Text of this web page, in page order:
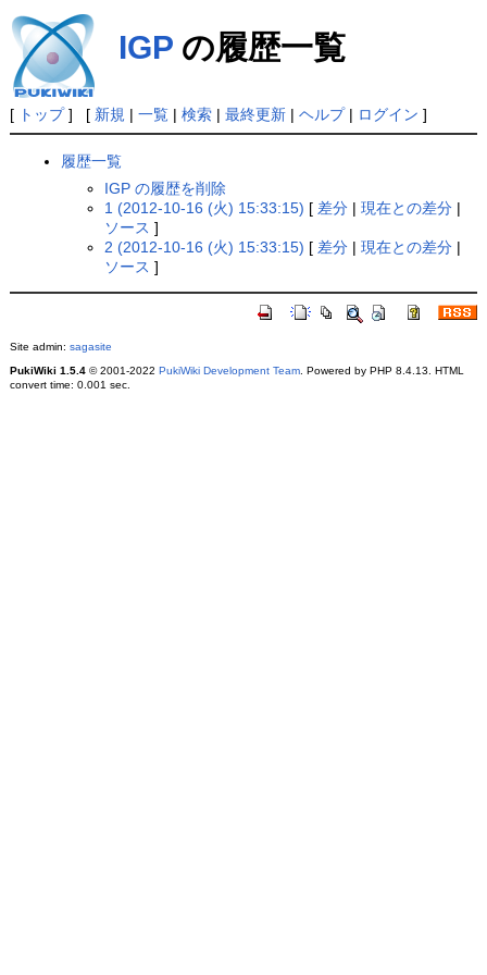
IGPの履歴一覧
[ トップ] [ 新規 | 一覧| 検索| 最終更新| ヘルプ| ログイン ]
履歴一覧
IGP の履歴を削除
1 (2012-10-16 (火) 15:33:15) [ 差分 |現在との差分 |
ソース ]
2 (2012-10-16 (火) 15:33:15) [ 差分 |現在との差分 |
ソース ]
Site admin: sagasite
PukiWiki 1.5.4© 2001-2022 PukiWiki Development Team. Powered by PHP 8.4.13. HTML
convert time: 0.001 sec.